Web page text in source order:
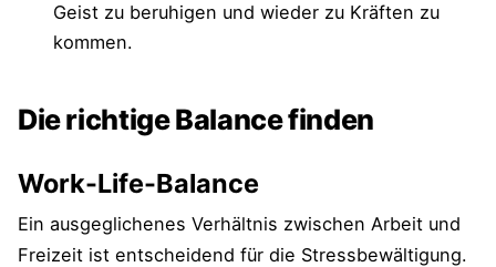
Geist zu beruhigen und wieder zu Kräften zu
kommen.
Die richtige Balance finden
Work-Life-Balance
Ein ausgeglichenes Verhältnis zwischen Arbeit und
Freizeit ist entscheidend für die Stressbewältigung.